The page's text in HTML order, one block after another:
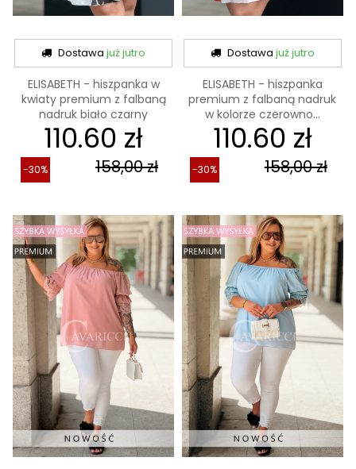
Dostawajuż jutro
ELISABETH - hiszpanka w
kwiaty premium z falbaną
nadruk biało czarny
110.60 zł
158,00 zł
-30%
Dostawa już jutro
ELISABETH - hiszpanka
premium z falbaną nadruk
w kolorze czerowno...
110.60 zł
158,00 zł
-30%